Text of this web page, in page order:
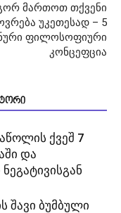
მართოთ თქვენი
უკეთესად – 5
ფილოსოფიური
კონცეფცია
ქვეშ 7
და
შავი ბუმბული